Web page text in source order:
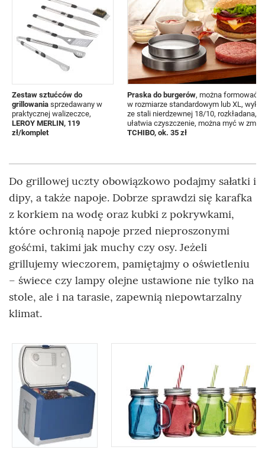
Zestaw sztućców do
grillowania sprzedawany w
praktycznej walizeczce,
LEROY MERLIN, 119
zł/komplet
Praska do burgerów, można formować
w rozmiarze standardowym lub XL,
ze stali nierdzewnej 18/10, rozkładana,
ułatwia czyszczenie, można myć w
TCHIBO, ok. 35 zł
Do grillowej uczty obowiązkowo podajmy sałatki i
dipy, a także napoje. Dobrze sprawdzi się karafka
z korkiem na wodę oraz kubki z pokrywkami,
które ochronią napoje przed nieproszonymi
gośćmi, takimi jak muchy czy osy. Jeżeli
grillujemy wieczorem, pamiętajmy o oświetleniu
– świece czy lampy olejne ustawione nie tylko na
stole, ale i na tarasie, zapewnią niepowtarzalny
klimat.